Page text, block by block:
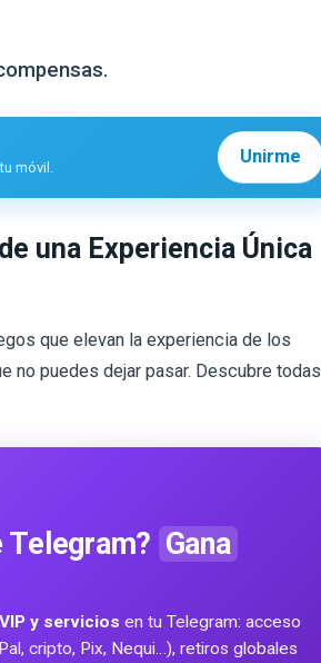
móvil.
Unirme
una Experiencia Única
que elevan la experiencia de los
no puedes dejar pasar. Descubre todas
Telegram? Gana
y servicios en tu Telegram: acceso
cripto, Pix, Nequi…), retiros globales